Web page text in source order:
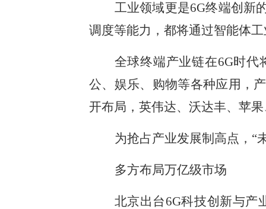
工业领域更是6G终端创新
调度等能力，都将通过智能体
全球终端产业链在6G时
公、娱乐、购物等各种应用，
开布局，英伟达、沃达丰、苹
为抢占产业发展制高点，“
多方布局万亿级市场
北京出台6G科技创新与产